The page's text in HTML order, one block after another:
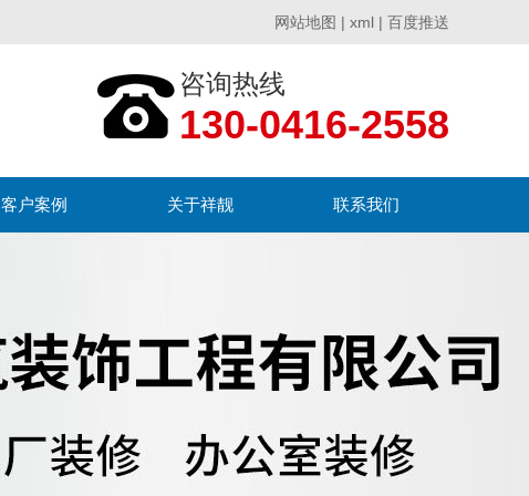
网站地图 | xml | 百度推送
咨询热线
130-0416-2558
客户案例 关于祥靓 联系我们